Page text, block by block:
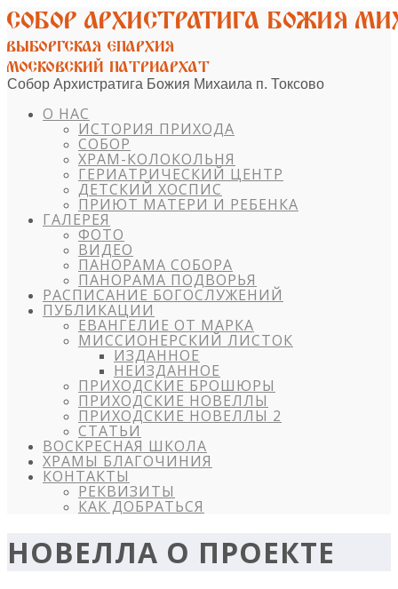
Собор Архистратига Божия Михаила п. Токсово
О НАС
ИСТОРИЯ ПРИХОДА
СОБОР
ХРАМ-КОЛОКОЛЬНЯ
ГЕРИАТРИЧЕСКИЙ ЦЕНТР
ДЕТСКИЙ ХОСПИС
ПРИЮТ МАТЕРИ И РЕБЕНКА
ГАЛЕРЕЯ
ФОТО
ВИДЕО
ПАНОРАМА СОБОРА
ПАНОРАМА ПОДВОРЬЯ
РАСПИСАНИЕ БОГОСЛУЖЕНИЙ
ПУБЛИКАЦИИ
ЕВАНГЕЛИЕ ОТ МАРКА
МИССИОНЕРСКИЙ ЛИСТОК
ИЗДАННОЕ
НЕИЗДАННОЕ
ПРИХОДСКИЕ БРОШЮРЫ
ПРИХОДСКИЕ НОВЕЛЛЫ
ПРИХОДСКИЕ НОВЕЛЛЫ 2
СТАТЬИ
ВОСКРЕСНАЯ ШКОЛА
ХРАМЫ БЛАГОЧИНИЯ
КОНТАКТЫ
РЕКВИЗИТЫ
КАК ДОБРАТЬСЯ
НОВЕЛЛА О ПРОЕКТЕ